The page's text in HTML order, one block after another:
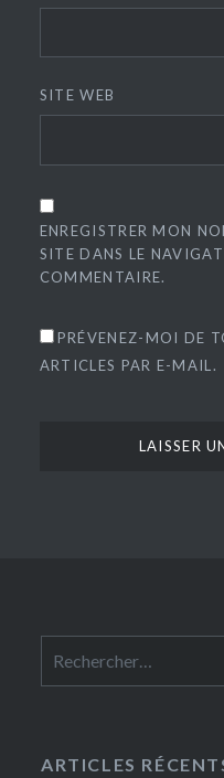
SITE WEB
ENREGISTRER MON
SITE DANS LE
COMMENTAIRE.
PRÉVENEZ-MOI DE
ARTICLES PAR E-MAIL.
ARTICLES